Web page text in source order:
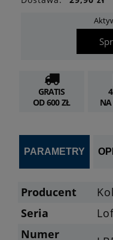
GRATIS
OD 600 ZŁ
NA
PARAMETRY
Producent
Seria
Numer